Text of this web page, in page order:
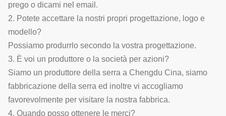
prego o dicami nel email.
2. Potete accettare la nostri propri progettazione, logo e
modello?
Possiamo produrrlo secondo la vostra progettazione.
3. È voi un produttore o la società per azioni?
Siamo un produttore della serra a Chengdu Cina, siamo
fabbricazione della serra ed inoltre vi accogliamo
favorevolmente per visitare la nostra fabbrica.
4. Quando posso ottenere le merci?